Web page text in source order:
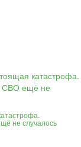
не случалось